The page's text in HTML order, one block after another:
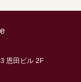
恩田ビル 2F